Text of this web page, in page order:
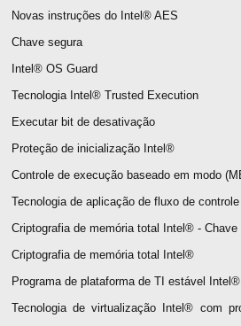
Novas instruções do Intel® AES
Chave segura
Intel® OS Guard
Tecnologia Intel® Trusted Execution
Executar bit de desativação
Proteção de inicialização Intel®
Controle de execução baseado em modo
Tecnologia de aplicação de fluxo de
Criptografia de memória total Intel® - Chave
Criptografia de memória total Intel®
Programa de plataforma de TI estável
Tecnologia de virtualização Intel® com